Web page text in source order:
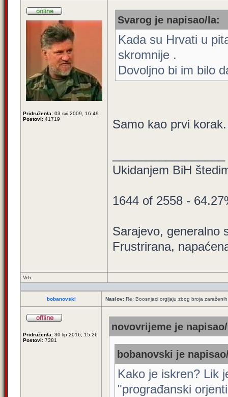
Pridružen/a: 03 svi 2009, 16:49
Postovi: 41719
Svarog je napisao/la:
Kada su Hrvati u
skromnije .
Dovoljno bi im bilo
Samo kao prvi
Ukidanjem BiH
1644 of 2558 -
Sarajevo, generalno
Frustrirana,
Vrh
bobanovski Naslov: Re: Boosnjaci orgijaju zbog broja
Pridružen/a: 30 lip 2016, 15:26
Postovi: 7381
novovrijeme je
bobanovski je
Kako je iskren? Lik
"prograđanski